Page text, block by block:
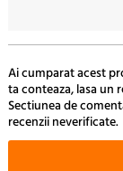
Ai cumparat acest
ta conteaza, lasa un
Sectiunea de
recenzii neverificate.